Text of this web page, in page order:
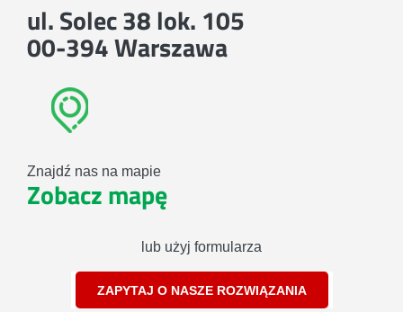
ul. Solec 38 lok. 105
00-394 Warszawa
Znajdź nas na mapie
Zobacz mapę
lub użyj formularza
ZAPYTAJ O NASZE ROZWIĄZANIA